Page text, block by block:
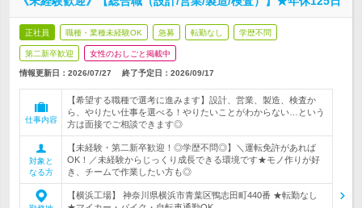
正社員 職種・業種未経験OK 急募 転勤なし 学歴不問
第二新卒歓迎 女性のおしごと掲載中
情報更新日：2026/07/27 終了予定日： 2026/09/17
仕事内容
【希望する職種で選考に進みます】設計、営業、製造、検査か
ら、やりたい仕事を選べる！やりたいことがわからない…という
方は面接でご相談できます◎
対象と
なる方
【未経験・第二新卒歓迎！◎学歴不問◎】＼運転免許があれば
OK！／未経験からじっくり成長できる環境です★モノ作りが好
き、チームで作業したい方も◎
【横浜工場】 神奈川県横浜市青葉区鴨志田町440番 ★転勤なし